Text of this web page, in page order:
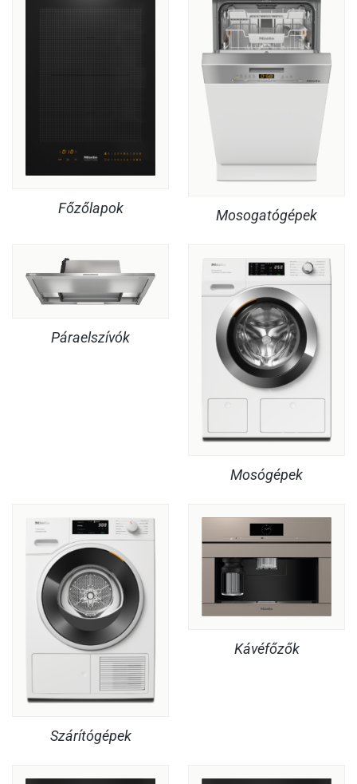
Főzőlapok Mosogatógépek
Páraelszívók
Mosógépek
Szárítógépek
Kávéfőzők